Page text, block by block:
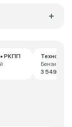
РКПП
Техно+ •
Бензин •
3 549 000